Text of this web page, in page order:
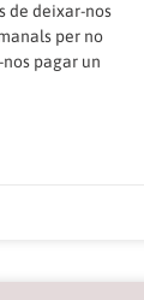
de deixar-nos
per no
pagar un